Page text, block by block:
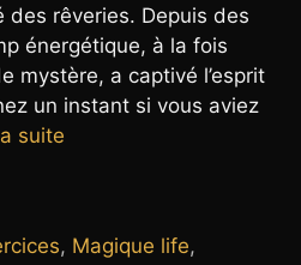
des rêveries. Depuis des
énergétique, à la fois
mystère, a captivé l’esprit
un instant si vous aviez
suite
, Magique life,